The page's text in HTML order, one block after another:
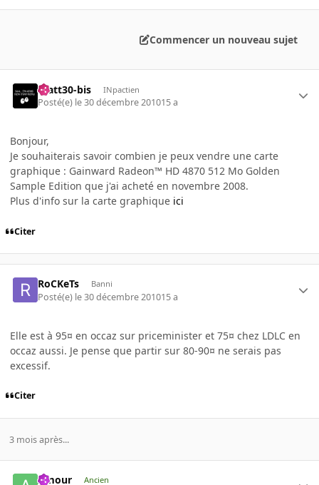
Commencer un nouveau sujet
matt30-bis INpactien
Posté(e) le 30 décembre 201015 a
Bonjour,
Je souhaiterais savoir combien je peux vendre une carte
graphique : Gainward Radeon™ HD 4870 512 Mo Golden
Sample Edition que j'ai acheté en novembre 2008.
Plus d'info sur la carte graphique ici
Citer
RoCKeTs Banni
Posté(e) le 30 décembre 201015 a
Elle est à 95¤ en occaz sur priceminister et 75¤ chez LDLC en
occaz aussi. Je pense que partir sur 80-90¤ ne serais pas
excessif.
Citer
3 mois après...
Amour Ancien